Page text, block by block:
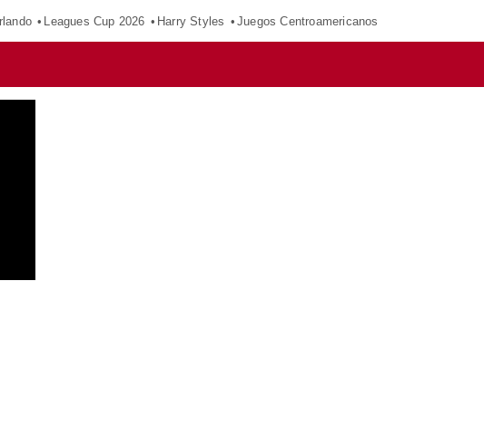
Leagues Cup 2026 Harry Styles Juegos Centroamericanos